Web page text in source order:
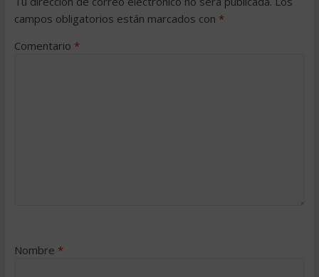
campos obligatorios están marcados con *
Comentario *
Nombre *